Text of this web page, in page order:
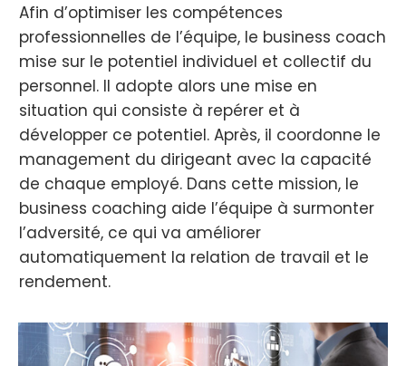
Afin d’optimiser les compétences
professionnelles de l’équipe, le business coach
mise sur le potentiel individuel et collectif du
personnel. Il adopte alors une mise en
situation qui consiste à repérer et à
développer ce potentiel. Après, il coordonne le
management du dirigeant avec la capacité
de chaque employé. Dans cette mission, le
business coaching aide l’équipe à surmonter
l’adversité, ce qui va améliorer
automatiquement la relation de travail et le
rendement.